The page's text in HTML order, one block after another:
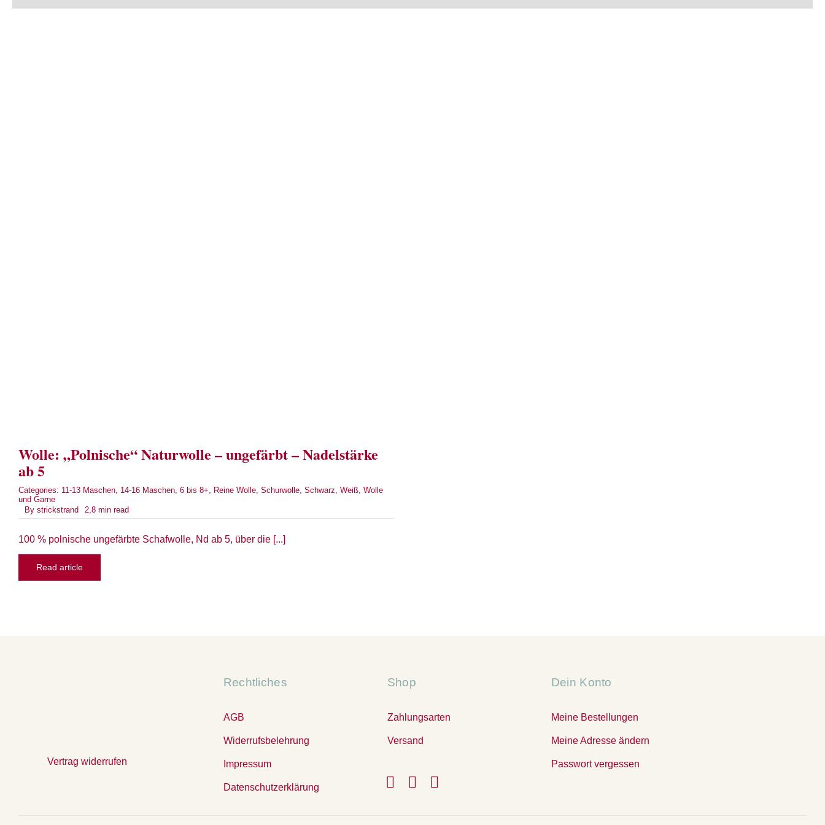
Wolle: „Polnische“ Naturwolle – ungefärbt – Nadelstärke
ab 5
Categories: 11-13 Maschen, 14-16 Maschen, 6 bis 8+, Reine Wolle, Schurwolle, Schwarz, Weiß, Wolle
und Garne
By strickstrand 2,8 min read
100 % polnische ungefärbte Schafwolle, Nd ab 5, über die [...]
Read article
Vertrag widerrufen
Rechtliches
AGB
Widerrufsbelehrung
Impressum
Datenschutzerklärung
Shop
Zahlungsarten
Versand
Dein Konto
Meine Bestellungen
Meine Adresse ändern
Passwort vergessen